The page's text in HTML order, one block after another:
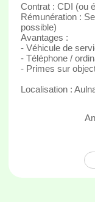
Contrat : CDI (ou
Rémunération :
possible)
Avantages :
- Véhicule de
- Téléphone /
- Primes sur
Localisation :